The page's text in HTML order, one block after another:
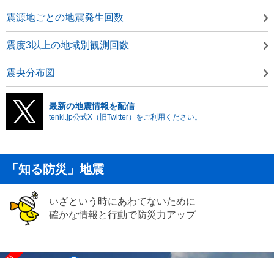
震源地ごとの地震発生回数
震度3以上の地域別観測回数
震央分布図
最新の地震情報を配信
tenki.jp公式X（旧Twitter）をご利用ください。
「知る防災」地震
いざという時にあわてないために
確かな情報と行動で防災力アップ